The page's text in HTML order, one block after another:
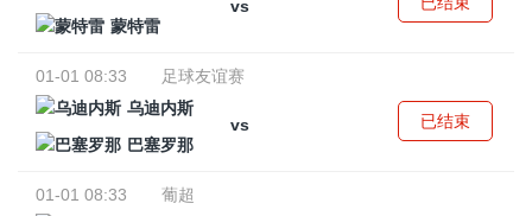
vs
蒙特雷
01-01 08:33
足球友谊赛
乌迪内斯
vs
巴塞罗那
已结束
01-01 08:33
葡超